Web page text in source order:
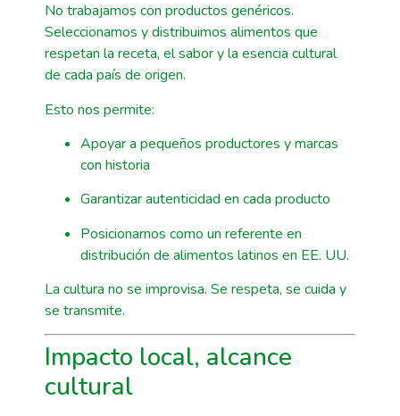
No trabajamos con productos genéricos.
Seleccionamos y distribuimos alimentos que
respetan la receta, el sabor y la esencia cultural
de cada país de origen.
Esto nos permite:
Apoyar a pequeños productores y marcas
con historia
Garantizar autenticidad en cada producto
Posicionarnos como un referente en
distribución de alimentos latinos en EE. UU.
La cultura no se improvisa. Se respeta, se cuida y
se transmite.
Impacto local, alcance
cultural